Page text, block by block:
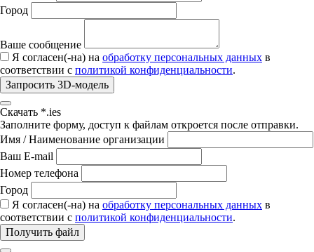
Город
Ваше сообщение
Я согласен(-на) на обработку персональных данных в
соответствии с политикой конфиденциальности.
Запросить 3D-модель
Скачать *.ies
Заполните форму, доступ к файлам откроется после отправки.
Имя / Наименование организации
Ваш E-mail
Номер телефона
Город
Я согласен(-на) на обработку персональных данных в
соответствии с политикой конфиденциальности.
Получить файл